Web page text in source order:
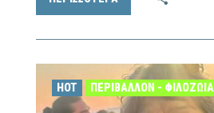
HOT ΠΕΡΙΒΆΛΛΟΝ - ΦΙΛΟΖΩΊΑ